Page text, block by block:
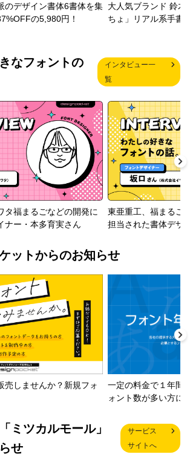
のデザイン書体6書体を集
の5,980円！
大人気ブランド 鈴木
ちょ」リアル系手書
なフォントの
インタビュー一
覧
タ福まるごなどの開発に
ナー・本多育実さん
東亜重工、福まるご
担当された書体デザ
ットからのお知らせ
売しませんか？新規フォ
一定の料金で１年間
ォント数が多い方に
ミツカルモール」
せ
サービス
サイトへ